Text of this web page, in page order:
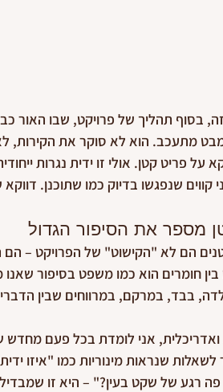
בסוף תהליך של פרויקט, שבו האור
מתעכב. הוא לא סוקר את
על פריט קטן. אולי זו ידית נגרות
קווים שנפגשו בדיוק כמו שתוכנן.
מספר את הסיפור הגדול
הם לא "הקישוט" של הפרויקט – הם
חומרים הוא כמו משפט בסיפור
בבד, במרקם, במרווחים שבין
אני לומדת בכל פעם מחדש
שנראות מינוריות כמו "איזו
רגע של שקט בעין?" – היא זו